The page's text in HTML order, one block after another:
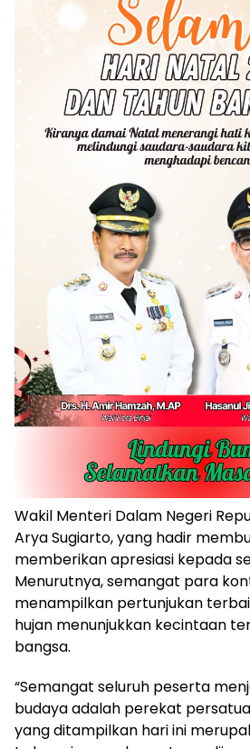
Wakil Menteri Dalam Negeri
Arya Sugiarto, yang hadir
memberikan apresiasi kepada
Menurutnya, semangat para
menampilkan pertunjukan
hujan menunjukkan kecintaan
bangsa.
“Semangat seluruh peserta
budaya adalah perekat
yang ditampilkan hari ini